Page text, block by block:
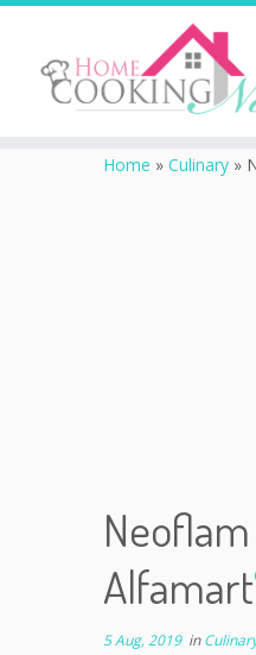
Home » Culinary »
5 Aug, 2019in